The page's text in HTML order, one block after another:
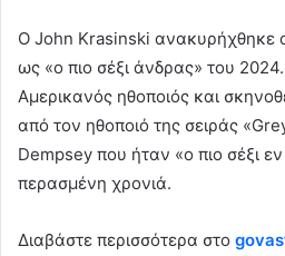
Ο John Krasinski ανακυρήχθηκε
ως «ο πιο σέξι άνδρας» του
Αμερικανός ηθοποιός και
από τον ηθοποιό της σειράς
Dempsey που ήταν «ο πιο σέξι
περασμένη χρονιά.
Διαβάστε περισσότερα στο